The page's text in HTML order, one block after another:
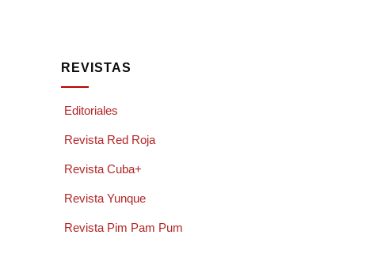
REVISTAS
Editoriales
Revista Red Roja
Revista Cuba+
Revista Yunque
Revista Pim Pam Pum